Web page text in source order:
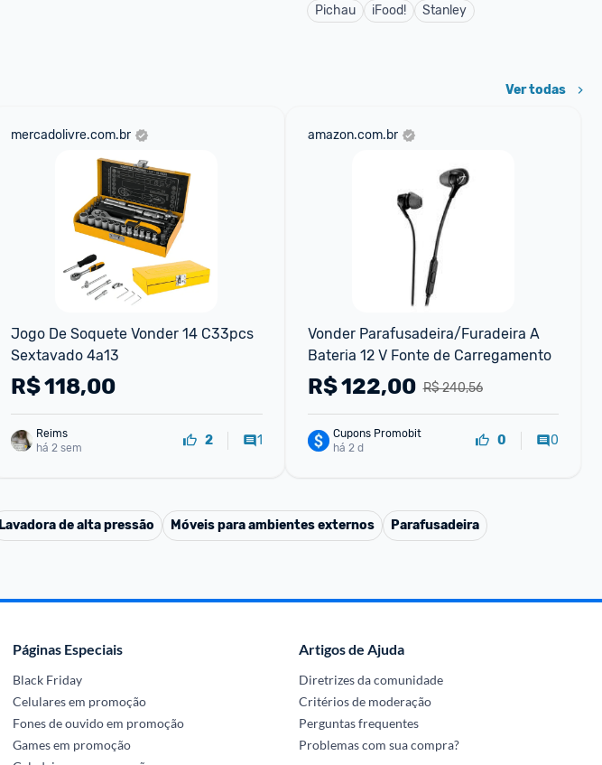
Pichau
iFood! Stanley
Ver todas
mercadolivre.com.br
Jogo De Soquete Vonder 14 C33pcs
Sextavado 4a13
R$118,00
Reims
há 2 sem
2 1
amazon.com.br
Vonder Parafusadeira/Furadeira A
Bateria 12 V Fonte de Carregamento
R$ 240,56
R$122,00
Cupons Promobit
há 2 d
0 0
Lavadora de alta pressão Móveis para ambientes externos Parafusadeira
Páginas Especiais
Black Friday
Celulares em promoção
Fones de ouvido em promoção
Games em promoção
Artigos de Ajuda
Diretrizes da comunidade
Critérios de moderação
Perguntas frequentes
Problemas com sua compra?